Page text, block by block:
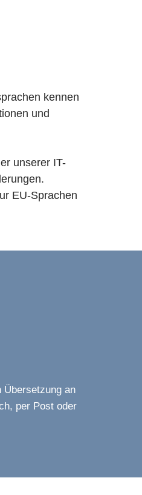
kennen
und
unserer IT-
EU-Sprachen
Übersetzung an
per Post oder